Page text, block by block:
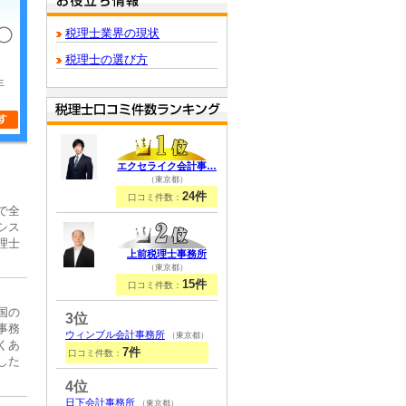
全
ス
士
の
務
あ
た
税理士業界の現状
税理士の選び方
エクセライク会計事…
（東京都）
口コミ件数： 24件
上前税理士事務所
（東京都）
口コミ件数： 15件
3位
ウィンブル会計事務所 （東京都）
口コミ件数： 7件
4位
日下会計事務所 （東京都）